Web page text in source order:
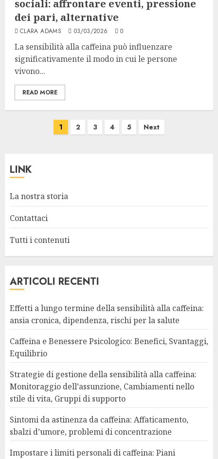
sociali: affrontare eventi, pressione
dei pari, alternative
CLARA ADAMS 03/03/2026 0
La sensibilità alla caffeina può influenzare
significativamente il modo in cui le persone
vivono...
READ MORE
1 2 3 4 5 Next
LINK
La nostra storia
Contattaci
Tutti i contenuti
ARTICOLI RECENTI
Effetti a lungo termine della sensibilità alla caffeina:
ansia cronica, dipendenza, rischi per la salute
Caffeina e Benessere Psicologico: Benefici, Svantaggi,
Equilibrio
Strategie di gestione della sensibilità alla caffeina:
Monitoraggio dell’assunzione, Cambiamenti nello
stile di vita, Gruppi di supporto
Sintomi da astinenza da caffeina: Affaticamento,
sbalzi d’umore, problemi di concentrazione
Impostare i limiti personali di caffeina: Piani